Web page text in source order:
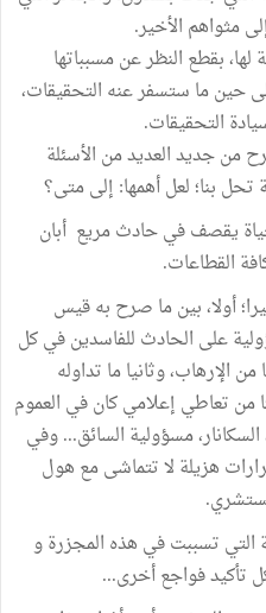
بقطع النظر عن مسبباتها
حين ما ستسفر عنه التحقيقات،
التحقيقات.
من جديد العديد من الأسئلة
بنا؛ لعل أهمها: إلى متى؟
يقصف في حادث مريع أبان
القطاعات.
أولا، بين ما صرح به قيس
على الحادث للفاسدين في كل
الإرهاب، وثانيا ما تداوله
من تعاطي إعلامي كان في العموم
مسؤولية السائق... وفي
هزيلة لا تتماشى مع هول
التي تسببت في هذه المجزرة و
تأكيد فواجع أخرى...